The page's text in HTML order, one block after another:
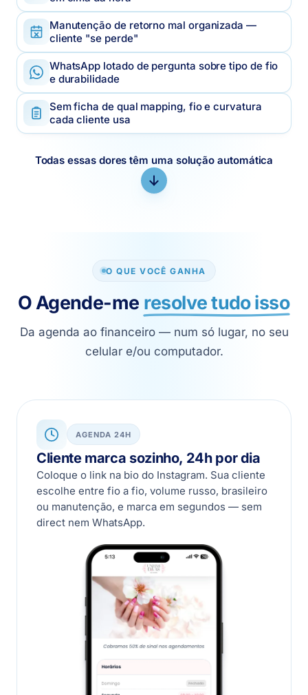
Manutenção de retorno mal organizada —
cliente "se perde"
WhatsApp lotado de pergunta sobre tipo de fio
e durabilidade
Sem ficha de qual mapping, fio e curvatura
cada cliente usa
Todas essas dores têm uma solução automática
O QUE VOCÊ GANHA
O Agende-me resolve tudo isso
Da agenda ao financeiro — num só lugar, no seu
celular e/ou computador.
AGENDA 24H
Cliente marca sozinho, 24h por dia
Coloque o link na bio do Instagram. Sua cliente
escolhe entre fio a fio, volume russo, brasileiro
ou manutenção, e marca em segundos — sem
direct nem WhatsApp.